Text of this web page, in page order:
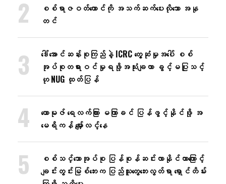
စစ်ရာဇဝတ်ကောင်ကို အသက်ဆက်ပေးလိုသော အနု
တင်
ဒေါ်အောင်ဆန်းစုကြည်နဲ့ ICRC တွေ့ဆုံမှုအပေါ် စစ်
အုပ်စုတရားဝင်မှုရဖို့အသုံးချတာ ခွင့်မပြုသင့်
ဟု NUG ထုတ်ပြန်
ဟောမုဇ် ရေလက်ကြား မကြာခင် ပြန်ဖွင့်နိုင်ဖို့ အ
မေရိကန် မျှော်လင့်နေ
စစ်သင်္ဘောအုပ်စု ပြန်စုန်ဆင်းလာနိုင်တာကြောင့်
ချင်းတွင်းမြစ်ဘေးက ပြည်သူတွေဘေးလွတ်ရာ ရှောင်တိမ်း